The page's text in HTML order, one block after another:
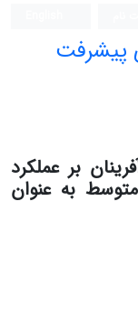
پیشرفت
بر عملکرد
به عنوان